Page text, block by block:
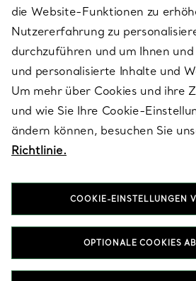
ÜBER TIFFANY & CO.
RECHTLICHE HINWEISE
FOLGEN SIE UNS
T&Co. 2026
die Website-Funktionen zu
Nutzererfahrung zu
durchzuführen und um Ihnen
und personalisierte Inhalte und
Um mehr über Cookies und ihre
und wie Sie Ihre Cookie-
ändern können, besuchen Sie
Richtlinie.
COOKIE-EINSTELLUNGEN
OPTIONALE COOKIES